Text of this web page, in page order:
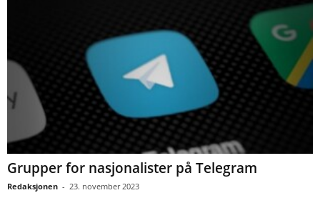
Grupper for nasjonalister på Telegram
Redaksjonen - 23. november 2023